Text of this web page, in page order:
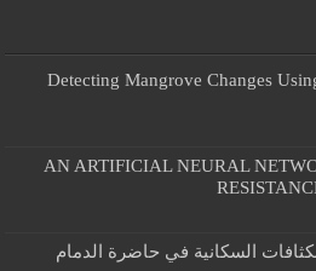
Detecting Mangrove Changes
AN ARTIFICIAL NEURAL
السكانية في حاضرة الدمام